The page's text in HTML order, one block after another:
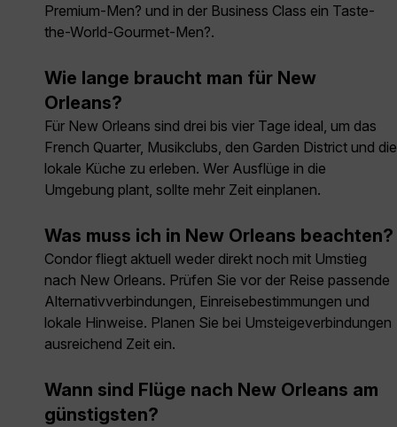
Premium-Men? und in der Business Class ein Taste-
the-World-Gourmet-Men?.
Wie lange braucht man für New
Orleans?
Für New Orleans sind drei bis vier Tage ideal, um das
French Quarter, Musikclubs, den Garden District und die
lokale Küche zu erleben. Wer Ausflüge in die
Umgebung plant, sollte mehr Zeit einplanen.
Was muss ich in New Orleans beachten?
Condor fliegt aktuell weder direkt noch mit Umstieg
nach New Orleans. Prüfen Sie vor der Reise passende
Alternativverbindungen, Einreisebestimmungen und
lokale Hinweise. Planen Sie bei Umsteigeverbindungen
ausreichend Zeit ein.
Wann sind Flüge nach New Orleans am
günstigsten?